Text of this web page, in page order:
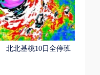
北北基桃10日全停班